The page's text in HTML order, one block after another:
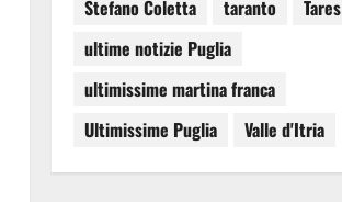
Stefano Coletta
taranto
Tares
ultime notizie Puglia
ultimissime martina franca
Ultimissime Puglia
Valle d'Itria